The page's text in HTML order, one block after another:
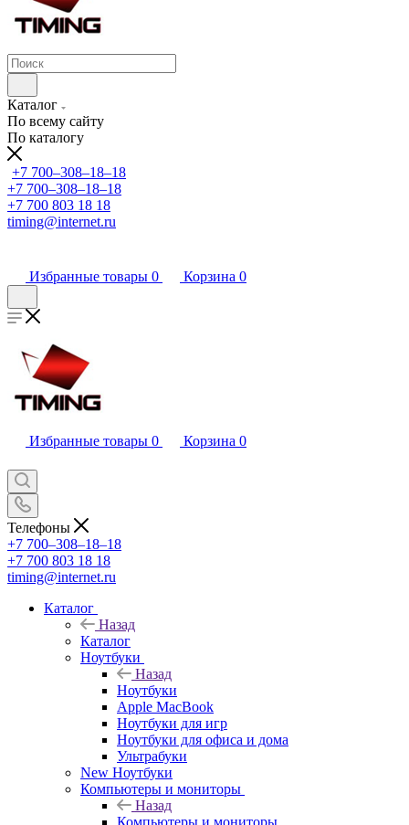
Каталог
По всему сайту
По каталогу
+7 700‒308‒18‒18
+7 700‒308‒18‒18
+7 700 803 18 18
timing@internet.ru
Избранные товары 0 Корзина 0
Избранные товары 0 Корзина 0
Телефоны
+7 700‒308‒18‒18
+7 700 803 18 18
timing@internet.ru
Каталог
Назад
Каталог
Ноутбуки
Назад
Ноутбуки
Apple MacBook
Ноутбуки для игр
Ноутбуки для офиса и дома
Ультрабуки
New Ноутбуки
Компьютеры и мониторы
Назад
Компьютеры и мониторы